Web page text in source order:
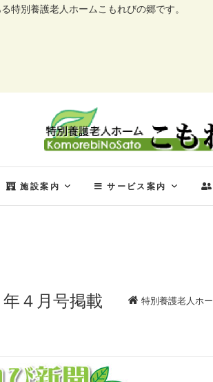
特別養護老人ホームこもれびの郷です。
特別養護老
施設案内 サービス案内
４月号掲載 特別養護老人ホ